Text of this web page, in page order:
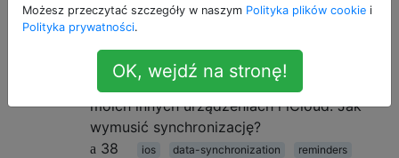
9
Jak wymusić synchronizację
przypomnień z iOS?
Przypomnienia na iOS często nie są
zsynchronizowane z Przypomnieniami na
moich innych urządzeniach i iCloud. Jak
wymusić synchronizację?
38
ios data-synchronization reminders
Możesz przeczytać szczegóły w naszym Polityka plików cookie i
Polityka prywatności.
OK, wejdź na stronę!